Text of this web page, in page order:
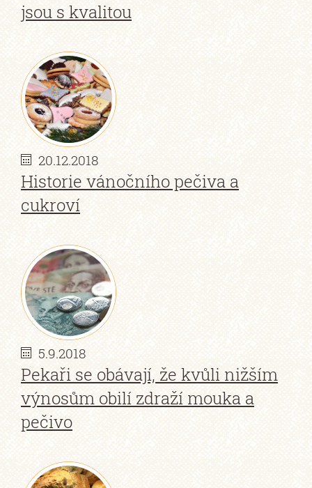
jsou s kvalitou
20.12.2018
Historie vánočního pečiva a
cukroví
5.9.2018
Pekaři se obávají, že kvůli nižším
výnosům obilí zdraží mouka a
pečivo